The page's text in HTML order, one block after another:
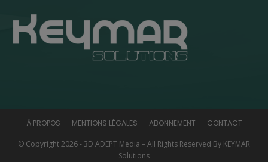
À PROPOS MENTIONS LÉGALES ABONNEMENT CONTACT
© Copyright 2026 - 3D ADEPT Media – All Rights Reserved By KEYMAR
Solutions